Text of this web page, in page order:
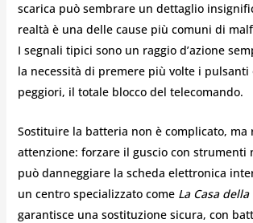
scarica può sembrare un dettaglio
realtà è una delle cause più comuni di
I segnali tipici sono un raggio d’azione
la necessità di premere più volte i pulsanti
peggiori, il totale blocco del telecomando.
Sostituire la batteria non è complicato, ma
attenzione: forzare il guscio con strumenti
può danneggiare la scheda elettronica
un centro specializzato come La Casa della
garantisce una sostituzione sicura, con